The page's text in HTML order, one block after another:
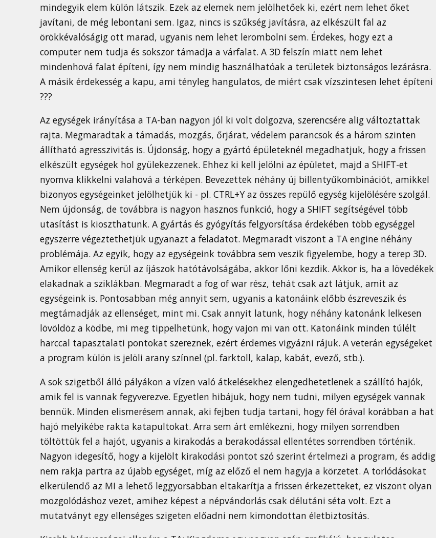
mindegyik elem külön látszik. Ezek az elemek nem jelölhetőek ki, ezért nem lehet őket
javítani, de még lebontani sem. Igaz, nincs is szűkség javításra, az elkészült fal az
örökkévalóságig ott marad, ugyanis nem lehet lerombolni sem. Érdekes, hogy ezt a
computer nem tudja és sokszor támadja a várfalat. A 3D felszín miatt nem lehet
mindenhová falat építeni, így nem mindig használhatóak a területek biztonságos lezárásra.
A másik érdekesség a kapu, ami tényleg hangulatos, de miért csak vízszintesen lehet építeni
???
Az egységek irányítása a TA-ban nagyon jól ki volt dolgozva, szerencsére alig változtattak
rajta. Megmaradtak a támadás, mozgás, őrjárat, védelem parancsok és a három szinten
állítható agresszivitás is. Újdonság, hogy a gyártó épületeknél megadhatjuk, hogy a frissen
elkészült egységek hol gyülekezzenek. Ehhez ki kell jelölni az épületet, majd a SHIFT-et
nyomva klikkelni valahová a térképen. Bevezettek néhány új billentyűkombinációt, amikkel
bizonyos egységeinket jelölhetjük ki - pl. CTRL+Y az összes repülő egység kijelölésére szolgál.
Nem újdonság, de továbbra is nagyon hasznos funkció, hogy a SHIFT segítségével több
utasítást is kioszthatunk. A gyártás és gyógyítás felgyorsítása érdekében több egységgel
egyszerre végeztethetjük ugyanazt a feladatot. Megmaradt viszont a TA engine néhány
problémája. Az egyik, hogy az egységeink továbbra sem veszik figyelembe, hogy a terep 3D.
Amikor ellenség kerül az íjászok hatótávolságába, akkor lőni kezdik. Akkor is, ha a lövedékek
elakadnak a sziklákban. Megmaradt a fog of war rész, tehát csak azt látjuk, amit az
egységeink is. Pontosabban még annyit sem, ugyanis a katonáink előbb észreveszik és
megtámadják az ellenséget, mint mi. Csak annyit latunk, hogy néhány katonánk lelkesen
lövöldöz a ködbe, mi meg tippelhetünk, hogy vajon mi van ott. Katonáink minden túlélt
harccal tapasztalati pontokat szereznek, ezért érdemes vigyázni rájuk. A veterán egységeket
a program külön is jelöli arany színnel (pl. farktoll, kalap, kabát, evező, stb.).
A sok szigetből álló pályákon a vízen való átkelésekhez elengedhetetlenek a szállító hajók,
amik fel is vannak fegyverezve. Egyetlen hibájuk, hogy nem tudni, milyen egységek vannak
bennük. Minden elismerésem annak, aki fejben tudja tartani, hogy fél órával korábban a hat
hajó melyikébe rakta katapultokat. Arra sem árt emlékezni, hogy milyen sorrendben
töltöttük fel a hajót, ugyanis a kirakodás a berakodással ellentétes sorrendben történik.
Nagyon idegesítő, hogy a kijelölt kirakodási pontot szó szerint értelmezi a program, és addig
nem rakja partra az újabb egységet, míg az előző el nem hagyja a körzetet. A torlódásokat
elkerülendő az MI a lehető leggyorsabban eltakarítja a frissen érkezetteket, ez viszont olyan
mozgolódáshoz vezet, amihez képest a népvándorlás csak délutáni séta volt. Ezt a
mutatványt egy ellenséges szigeten előadni nem kimondottan életbiztosítás.